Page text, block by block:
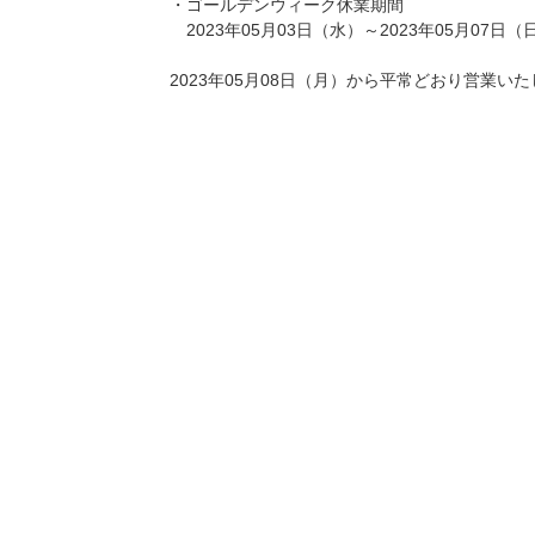
・ゴールデンウィーク休業期間
2023年05月03日（水）～2023年05月07日（日
2023年05月08日（月）から平常どおり営業いた